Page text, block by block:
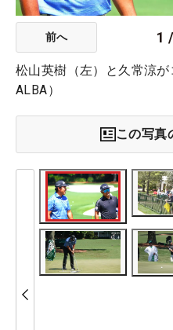
前へ 1 /
松山英樹（左）と久常涼が
ALBA）
この写真